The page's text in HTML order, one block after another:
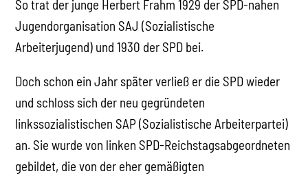
So trat der junge Herbert Frahm 1929 der SPD-nahen
Jugendorganisation SAJ (Sozialistische
Arbeiterjugend) und 1930 der SPD bei.
Doch schon ein Jahr später verließ er die SPD wieder
und schloss sich der neu gegründeten
linkssozialistischen SAP (Sozialistische Arbeiterpartei)
an. Sie wurde von linken SPD-Reichstagsabgeordneten
gebildet, die von der eher gemäßigten